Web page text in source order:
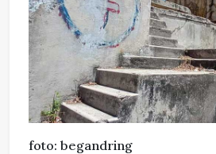
foto: begandring